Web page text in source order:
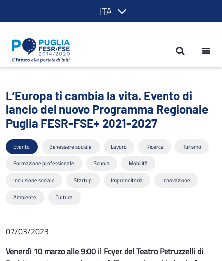
ITA
L’Europa ti cambia la vita. Evento di
L’Europa ti cambia la vita. Evento di
lancio del nuovo Programma Regionale
Puglia FESR-FSE+ 2021-2027
Evento Benessere sociale Lavoro Ricerca Turismo
Formazione professionale Scuola Mobilità
Inclusione sociale Startup Imprenditoria Innovazione
Ambiente Cultura
07/03/2023
Venerdì 10 marzo alle 9:00 il Foyer del Teatro Petruzzelli di